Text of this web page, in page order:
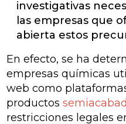
investigativas
las empresas que
abierta estos
En efecto, se ha
empresas químicas
web como
productos
restricciones legales